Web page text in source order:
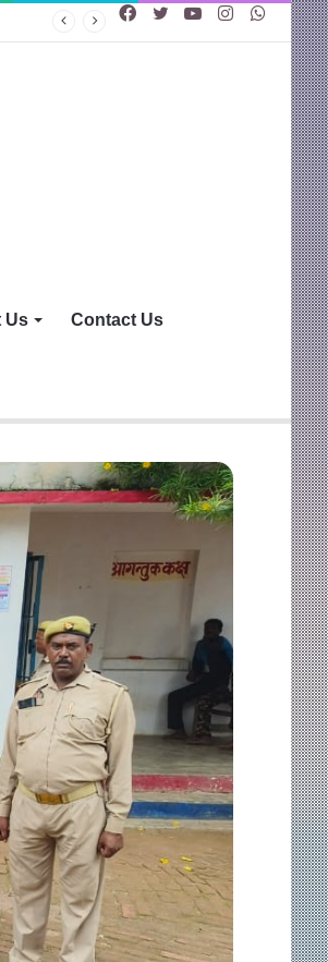
Instagram
YouTube
Twitter
Facebook
Us Contact Us